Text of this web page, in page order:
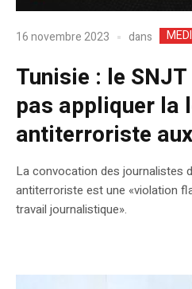
16 novembre 2023 dans
Tunisie : le
pas appliquer la
antiterroriste
La convocation des journalistes
antiterroriste est une «violation
travail journalistique».